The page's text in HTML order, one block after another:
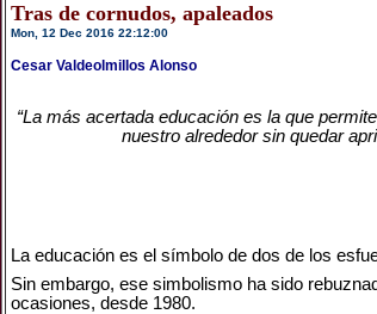
Tras de cornudos, apaleados
Mon, 12 Dec 2016 22:12:00
Cesar Valdeolmillos Alonso
“La más acertada educación es la que
nuestro alrededor sin quedar
La educación es el símbolo de dos de los
Sin embargo, ese simbolismo ha sido
ocasiones, desde 1980.